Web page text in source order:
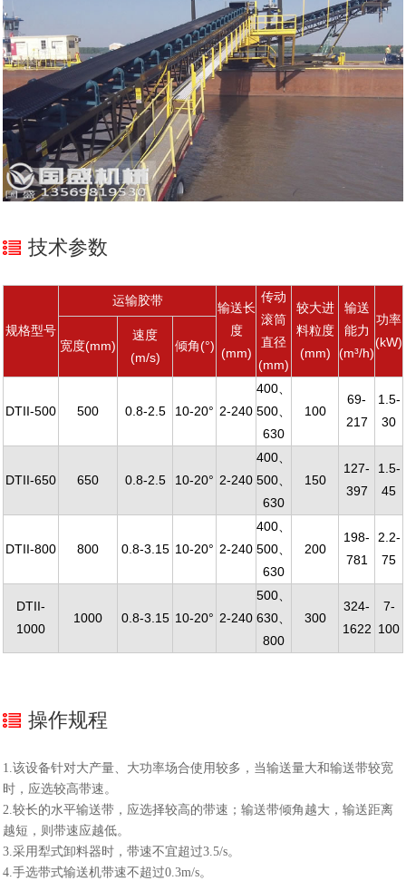
技术参数
规格型号
运输胶带
输送长
度
(mm)
传动
滚筒
直径
(mm)
较大进
料粒度
(mm)
输送
能力
(m³/h)
功率
(kW)
宽度(mm)
速度
(m/s)
倾角(°)
DTII-500 500 0.8-2.5 10-20° 2-240
400、
500、
630
100
69-
217
1.5-
30
DTII-650 650 0.8-2.5 10-20° 2-240
400、
500、
630
150
127-
397
1.5-
45
DTII-800 800 0.8-3.15 10-20° 2-240
400、
500、
630
200
198-
781
2.2-
75
DTII-
1000
1000 0.8-3.15 10-20° 2-240
500、
630、
800
300
324-
1622
7-
100
操作规程
1.该设备针对大产量、大功率场合使用较多，当输送量大和输送带较宽
时，应选较高带速。
2.较长的水平输送带，应选择较高的带速；输送带倾角越大，输送距离
越短，则带速应越低。
3.采用犁式卸料器时，带速不宜超过3.5/s。
4.手选带式输送机带速不超过0.3m/s。